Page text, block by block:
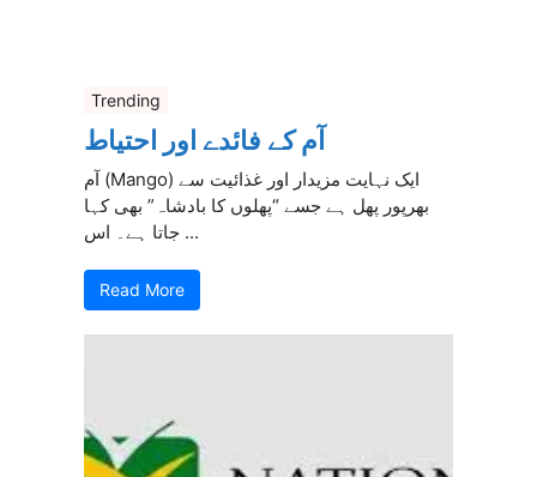
Trending
آم کے فائدے اور احتیاط
آم (Mango) ایک نہایت مزیدار اور غذائیت سے
بھرپور پھل ہے جسے “پھلوں کا بادشاہ” بھی کہا
جاتا ہے۔ اس ...
Read More